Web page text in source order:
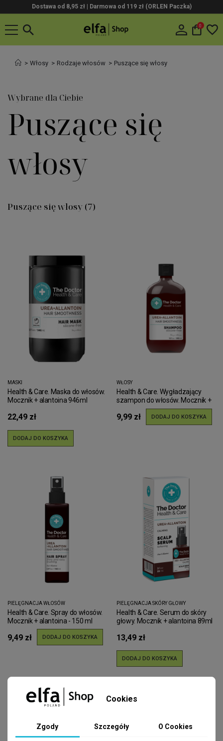
Dostawa od 8,95 zł | Darmowa od 119 zł (ORLEN Paczka)
0
Włosy Rodzaje włosów Puszące się włosy
Wybrane dla Ciebie
Puszące się
włosy
Puszące się włosy (7)
MASKI
Health & Care. Maska do włosów.
Mocznik + alantoina 946ml
22,49 zł
DODAJ DO KOSZYKA
WŁOSY
Health & Care. Wygładzający
szampon do włosów. Mocznik +
alantoina - 355ml
9,99 zł DODAJ DO KOSZYKA
PIELĘGNACJA WŁOSÓW
Health & Care. Spray do włosów.
Mocznik + alantoina - 150 ml
9,49 zł DODAJ DO KOSZYKA
PIELĘGNACJA SKÓRY GŁOWY
Health & Care. Serum do skóry
głowy. Mocznik + alantoina 89ml
13,49 zł
DODAJ DO KOSZYKA
Cookies
Zgody Szczegóły O Cookies